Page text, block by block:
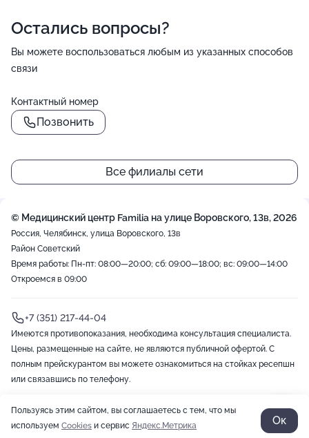
Остались вопросы?
Вы можете воспользоваться любым из указанных способов
связи
Контактный номер
Позвонить
Все филиалы сети
© Медицинский центр Familia на улице Воровского, 13в, 2026
Россия, Челябинск, улица Воровского, 13в
Район Советский
Время работы: Пн-пт: 08:00—20:00; сб: 09:00—18:00; вс: 09:00—14:00
Откроемся в 09:00
+7 (351) 217-44-04
Имеются противопоказания, необходима консультация специалиста.
Цены, размещенные на сайте, не являются публичной офертой. С
полным прейскурантом вы можете ознакомиться на стойках ресепшн
или связавшись по телефону.
2012-2026 © ZOON Разработано в Zoon
Пользуясь этим сайтом, вы соглашаетесь с тем, что мы
используем Cookies и сервис Яндекс.Метрика Ок